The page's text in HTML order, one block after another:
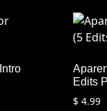
Edits
$ 4.99